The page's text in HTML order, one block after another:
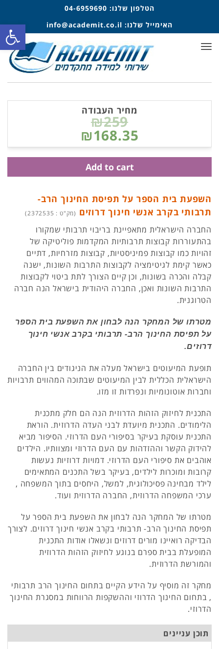
הטלפון שלנו: 04-6959690
האימייל שלנו: info@academit.co.il
תפריט
השפעת בית הספר על תפיסת החינוך הרב-
תרבותי בקרב אנשי חינוך דרוזים (מק"ט : 2372535)
החברה הישראלית מתאפיינת בריבוי תרבותי שמקורו
בהתעוררות קבוצות תרבותיות המקדמות פוליטיקה של
זהויות כמו קבוצות פמיניסטיות, קבוצות מזרחיות, דתיים
כאשר קימת לגיטימציה לקבוצות התרבות השונות, ישנה
קבלה והכרה בשונות, וכן קיים הצורך לתת ביטוי לקבוצות
התרבות השונות ואכן, החברה היהודית בישראל הנה חברה
הטרוגנית.
מטרתו של המחקר הנה לבחון את השפעת בית הספר
על תפיסת החינוך הרב- תרבותי בקרב אנשי חינוך
דרוזים.
תופעת המיעוטים בישראל מעלה את הניגודים בין החברה
הישראלית הכללית לבין המיעוטים שבתוכה המהווים תרבויות
וחברות אוטונומיות ונפרדות זו מזו.
התכנית לחיזוק הזהות הדרוזית הנה הם חלק מתכנית
הלימודים. התכנית מיועדת לבני העדה הדרוזית. הוראת
התכנית עוסקת בעיקר בסיפורי העם הדרוזי. הסיפור מביא
להידוק הקשר וההזדהות עם העם הדרוזי ומצוותיו. הילדים
אוהבים את סיפורי העם הדרוזי. דמויות דרוזיות נעשות
קרובות ומוכרות לילדים, בעיקר בשל התכנים המתאימים
לילד מבחינה פסיכולוגית, למשל, היחסים בתוך המשפחה ,
ערכי המשפחה הדרוזית, החברה הדרוזית ועוד.
מטרתו של המחקר הנה לבחון את השפעת בית הספר על
תפיסת החינוך הרב- תרבותי בקרב אנשי חינוך דרוזים. לצורך
הבדיקה רואיינו מורים דרוזים ונשאלו אודות התכנית
המופעלת בבית ספרם בנוגע לחיזוק הזהות הדרוזית
והמורשת הדרוזית.
מחקר זה מוסיף על הידע הקיים בתחום החינוך הרב תרבותי
, בתחום החינוך הדרוזי וההשקפות הרווחות במסגרת החינוך
הדרוזי.
תוכן עניינים
מחיר העבודה
₪259
₪168.35
Add to cart
פתח